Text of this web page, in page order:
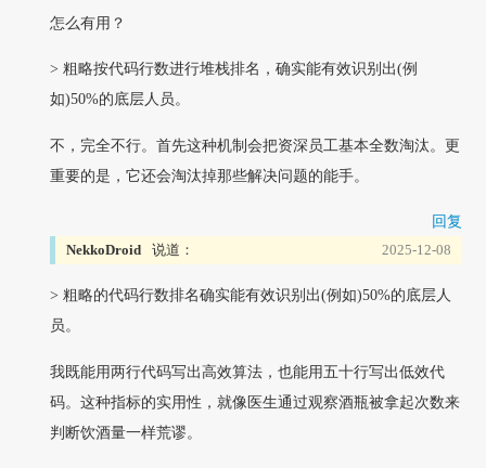
怎么有用？
> 粗略按代码行数进行堆栈排名，确实能有效识别出(例
如)50%的底层人员。
不，完全不行。首先这种机制会把资深员工基本全数淘汰。更
重要的是，它还会淘汰掉那些解决问题的能手。
回复
NekkoDroid 说道： 2025-12-08
> 粗略的代码行数排名确实能有效识别出(例如)50%的底层人
员。
我既能用两行代码写出高效算法，也能用五十行写出低效代
码。这种指标的实用性，就像医生通过观察酒瓶被拿起次数来
判断饮酒量一样荒谬。